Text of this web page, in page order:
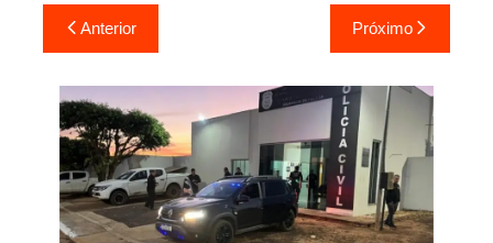
Navegação
de
Post
Anterior Próximo